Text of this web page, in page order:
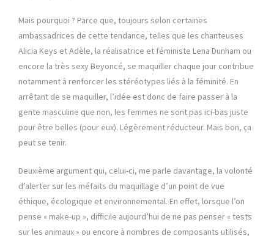
Mais pourquoi ? Parce que, toujours selon certaines
ambassadrices de cette tendance, telles que les chanteuses
Alicia Keys et Adèle, la réalisatrice et féministe Lena Dunham ou
encore la très sexy Beyoncé, se maquiller chaque jour contribue
notamment à renforcer les stéréotypes liés à la féminité. En
arrêtant de se maquiller, l’idée est donc de faire passer à la
gente masculine que non, les femmes ne sont pas ici-bas juste
pour être belles (pour eux). Légèrement réducteur. Mais bon, ça
peut se tenir.
Deuxième argument qui, celui-ci, me parle davantage, la volonté
d’alerter sur les méfaits du maquillage d’un point de vue
éthique, écologique et environnemental. En effet, lorsque l’on
pense « make-up », difficile aujourd’hui de ne pas penser « tests
sur les animaux » ou encore à nombres de composants utilisés,